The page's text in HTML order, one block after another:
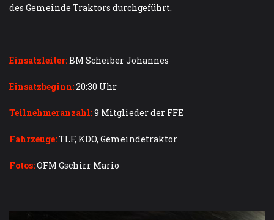
des Gemeinde Traktors durchgeführt.
Einsatzleiter:BM Scheiber Johannes
Einsatzbeginn:20:30 Uhr
Teilnehmeranzahl:9 Mitglieder der FFE
Fahrzeuge:TLF, KDO, Gemeindetraktor
Fotos:OFM Gschirr Mario